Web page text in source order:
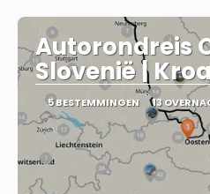
Autorondreis
Slovenië |
5 BESTEMMINGEN 13